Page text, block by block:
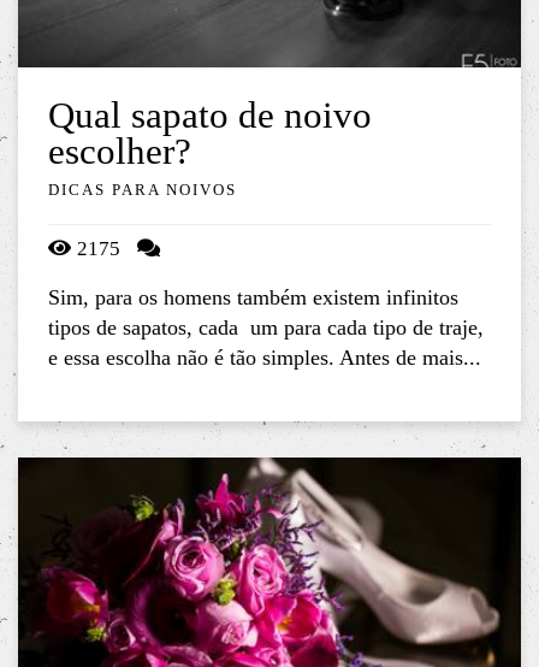
Qual sapato de noivo
escolher?
DICAS PARA NOIVOS
2175
Sim, para os homens também existem infinitos
tipos de sapatos, cada um para cada tipo de traje,
e essa escolha não é tão simples. Antes de mais...